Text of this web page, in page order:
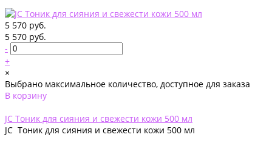
5 570 руб.
5 570 руб.
-
+
×
Выбрано максимальное количество, доступное для заказа
В корзину
JC Тоник для сияния и свежести кожи 500 мл
JC Тоник для сияния и свежести кожи 500 мл